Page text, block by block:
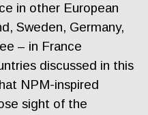
in other European
Sweden, Germany,
– in France
discussed in this
NPM-inspired
sight of the